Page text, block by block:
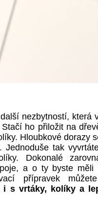
nezbytností, která
ho přiložit na
Hloubkové dorazy
Jednoduše tak
Dokonalé
a o ty byste měli
přípravek
i s vrtáky, kolíky a